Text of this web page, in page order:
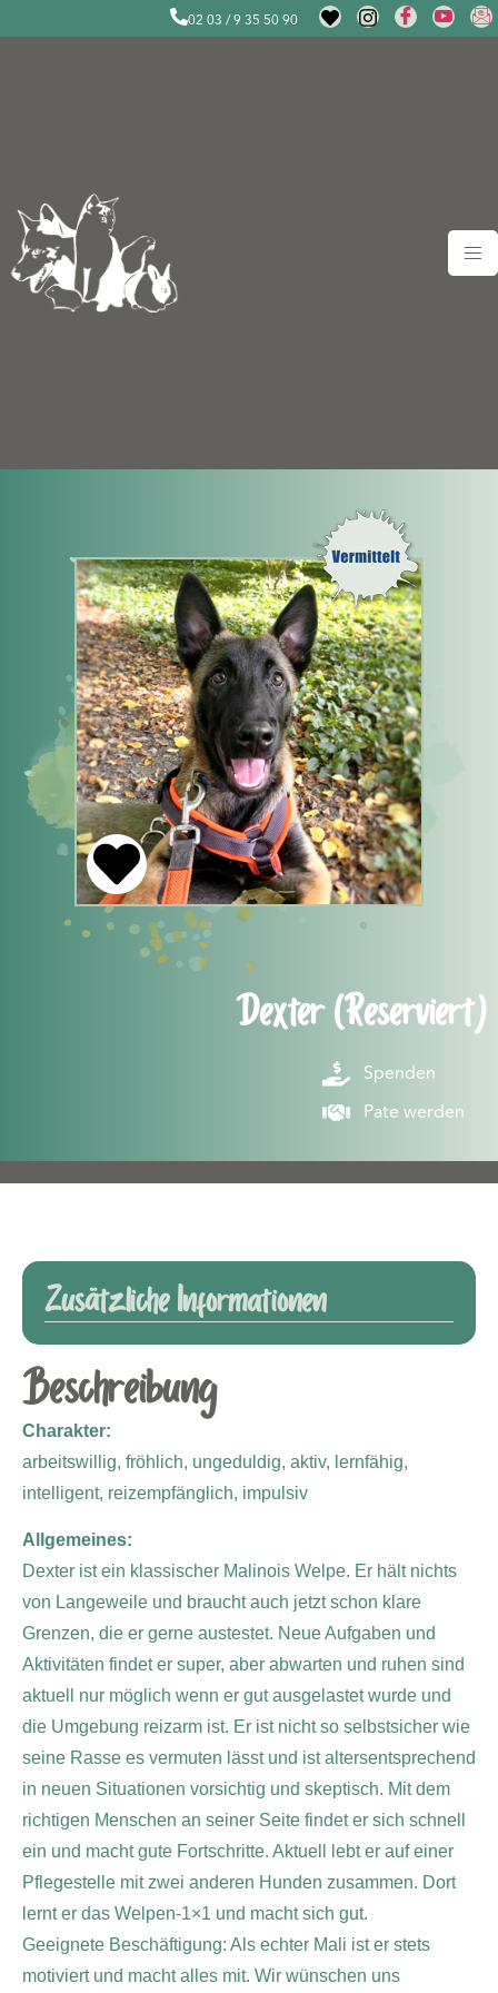
02 03 / 9 35 50 90
Dexter (Reserviert)
Spenden
Pate werden
Zusätzliche Informationen
Beschreibung
Charakter:
arbeitswillig, fröhlich, ungeduldig, aktiv, lernfähig,
intelligent, reizempfänglich, impulsiv
Allgemeines:
Dexter ist ein klassischer Malinois Welpe. Er hält nichts
von Langeweile und braucht auch jetzt schon klare
Grenzen, die er gerne austestet. Neue Aufgaben und
Aktivitäten findet er super, aber abwarten und ruhen sind
aktuell nur möglich wenn er gut ausgelastet wurde und
die Umgebung reizarm ist. Er ist nicht so selbstsicher wie
seine Rasse es vermuten lässt und ist altersentsprechend
in neuen Situationen vorsichtig und skeptisch. Mit dem
richtigen Menschen an seiner Seite findet er sich schnell
ein und macht gute Fortschritte. Aktuell lebt er auf einer
Pflegestelle mit zwei anderen Hunden zusammen. Dort
lernt er das Welpen-1×1 und macht sich gut.
Geeignete Beschäftigung: Als echter Mali ist er stets
motiviert und macht alles mit. Wir wünschen uns